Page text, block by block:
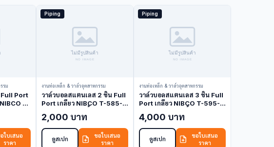
รม
Full Port
T-
ใบเสนอ
ราคา
Piping
งานท่อเหล็ก & วาล์วอุตสาหกรรม
วาล์วบอลสแตนเลส 2 ชิ้น Full
Port เกลียว NIBCO T-585-
Valve)
2,000 บาท
ดูสเปก
ขอใบเสนอ
ราคา
Piping
งานท่อเหล็ก & วาล์วอุตสาหกรรม
วาล์วบอลสแตนเลส 3 ชิ้น Full
Port เกลียว NIBCO T-595-
Valve)
4,000 บาท
ดูสเปก
ขอใบเสนอ
ราคา